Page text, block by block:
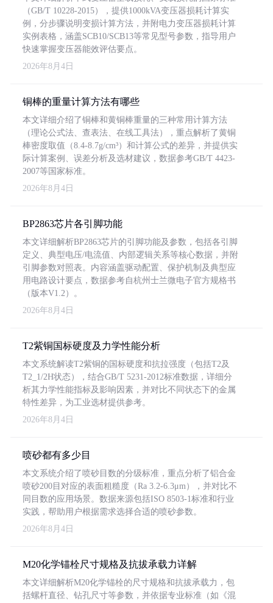
（GB/T 10228-2015），提供1000kVA变压器损耗计算实
例，分步骤说明变损计算方法，并附电力变压器损耗计算
实例表格，涵盖SCB10/SCB13等常见型号参数，指导用户
快速掌握变压器能效评估要点。
2026年8月4日
铜棒的重量计算方法有哪些
本文详细介绍了铜棒和黄铜棒重量的三种常用计算方法
（理论公式法、查表法、在线工具法），重点解析了黄铜
棒密度取值（8.4-8.7g/cm³）和计算公式的差异，并提供实
际计算案例、误差分析及选材建议，数据参考GB/T 4423-
2007等国家标准。
2026年8月4日
BP2863芯片各引脚功能
本文详细解析BP2863芯片的引脚功能及参数，包括各引脚
定义、典型电压/电流值、内部逻辑关系等核心数据，并附
引脚参数对照表。内容涵盖驱动配置、保护机制及典型应
用电路设计要点，数据参考自杭州士兰微电子官方规格书
（版本V1.2）。
2026年8月4日
T2紫铜国标硬度及力学性能分析
本文系统解读T2紫铜的国标硬度和抗拉强度（包括T2及
T2_1/2H状态），结合GB/T 5231-2012标准数据，详细分
析其力学性能指标及影响因素，并对比不同状态下的金属
特性差异，为工业选材提供参考。
2026年8月4日
喷砂都有多少目
本文系统介绍了喷砂目数的分级标准，重点分析了铝合金
喷砂200目对应的表面粗糙度（Ra 3.2-6.3μm），并对比不
同目数的应用场景。数据来源包括ISO 8503-1标准和行业
实践，帮助用户根据需求选择合适的喷砂参数。
2026年8月4日
M20化学锚栓尺寸规格及抗拔承载力详解
本文详细解析M20化学锚栓的尺寸规格和抗拔承载力，包
括螺杆直径、钻孔尺寸等参数，并依据专业标准（如《混